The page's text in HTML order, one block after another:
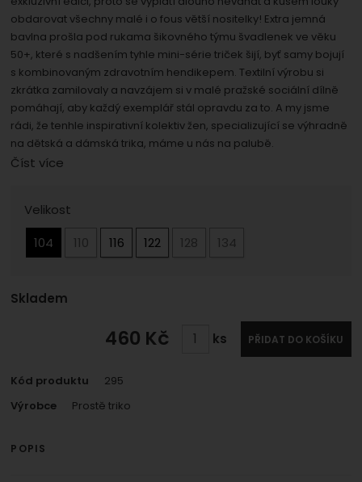
Povoleno
Zobrazit
Tyto cookies nám umožňují měření výkonu našeho webu i
našich reklamních kampaní. Jejich pomocí určujeme
počet návštěv a zdroje návštěv našich internetových
stránek. Data získaná pomocí těchto cookies
zpracováváme souhrnně a anonymně, takže nejsme
schopni identifikovat konkrétní uživatele našeho webu.
Marketingové
Marketingové-abychom vás neobtěžovali
nevhodnou reklamou.
Povoleno
abychom vám mohli zobrazit vhodné obsahy nebo
stran.
obdarovat všechny malé i o fous větší nositelky! Extra jemná
bavlna prošla pod rukama šikovného týmu švadlenek ve věku
50+, které s nadšením tyhle mini-série triček šijí, byť samy bojují
s kombinovaným zdravotním hendikepem. Textilní výrobu si
zkrátka zamilovaly a navzájem si v malé pražské sociální dílně
pomáhají, aby každý exemplář stál opravdu za to. A my jsme
rádi, že tenhle inspirativní kolektiv žen, specializující se výhradně
na dětská a dámská trika, máme u nás na palubě.
Číst více
Vyberte variantu
Velikost
104
110 116 122 128 134
Dostupnost:
Skladem
460 Kč ks PŘIDAT DO KOŠÍKU
Kód produktu
295
Výrobce
Prostě triko
POPIS